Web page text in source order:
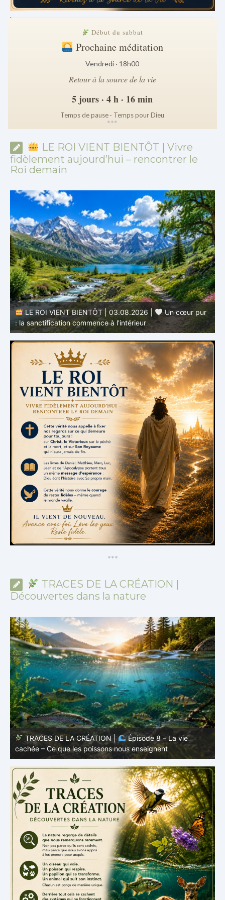
.
Début du sabbat
Prochaine méditation
Vendredi · 18h00
Retour à la source de la vie
5 jours · 4 h · 16 min
Temps de pause · Temps pour Dieu
***
LE ROI VIENT BIENTÔT | Vivre
fidèlement aujourd’hui – rencontrer le
Roi demain
LE ROI VIENT BIENTÔT | 03.08.2026 |
Un cœur pur
: la sanctification commence à l’intérieur
***
TRACES DE LA CRÉATION |
Découvertes dans la nature
TRACES DE LA CRÉATION |
Épisode 8 – La vie
cachée – Ce que les poissons nous enseignent